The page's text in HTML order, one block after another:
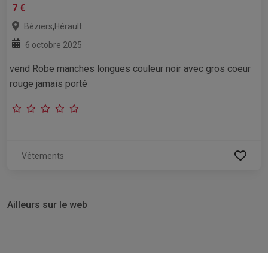
7 €
Béziers,Hérault
6 octobre 2025
vend Robe manches longues couleur noir avec gros coeur
rouge jamais porté
Vêtements
Ailleurs sur le web